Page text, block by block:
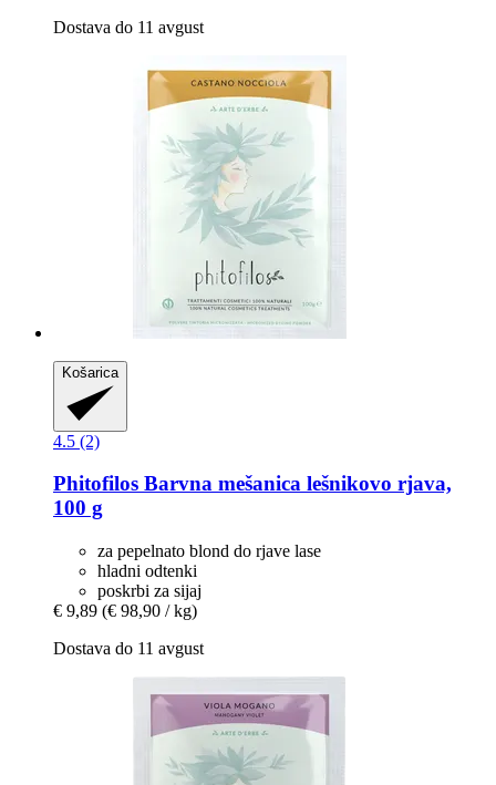
Dostava do 11 avgust
Košarica
4.5 (2)
Phitofilos Barvna mešanica lešnikovo rjava,
100 g
za pepelnato blond do rjave lase
hladni odtenki
poskrbi za sijaj
€ 9,89 (€ 98,90 / kg)
Dostava do 11 avgust